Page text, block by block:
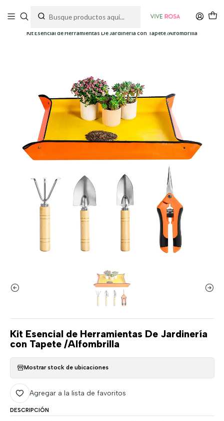
Kit Esencial de Herramientas De Jardinería con Tapete /Alfombrilla
Kit Esencial de Herramientas De Jardinería
con Tapete /Alfombrilla
Mostrar stock de ubicaciones
Agregar a la lista de favoritos
DESCRIPCIÓN